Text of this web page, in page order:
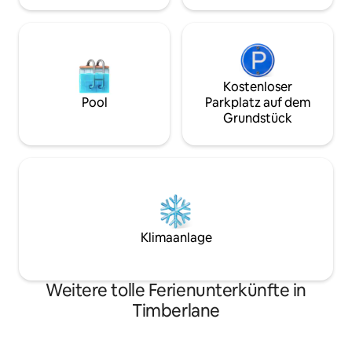
hast und ihnen
Pool
Kostenloser
Parkplatz auf dem
Grundstück
Klimaanlage
Weitere tolle Ferienunterkünfte in
Timberlane